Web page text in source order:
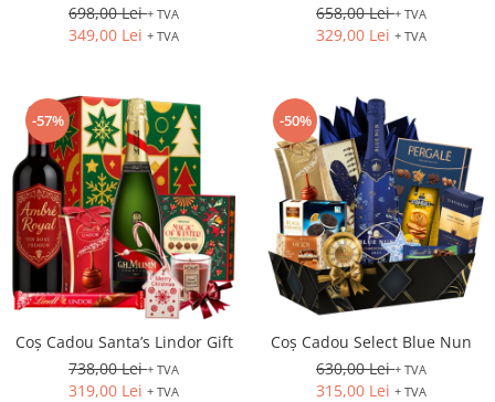
698,00 Lei+ TVA
349,00 Lei + TVA
658,00 Lei+ TVA
329,00 Lei + TVA
-57%
Coș Cadou Santa’s Lindor Gift
738,00 Lei+ TVA
319,00 Lei + TVA
-50%
Coș Cadou Select Blue Nun
630,00 Lei+ TVA
315,00 Lei + TVA